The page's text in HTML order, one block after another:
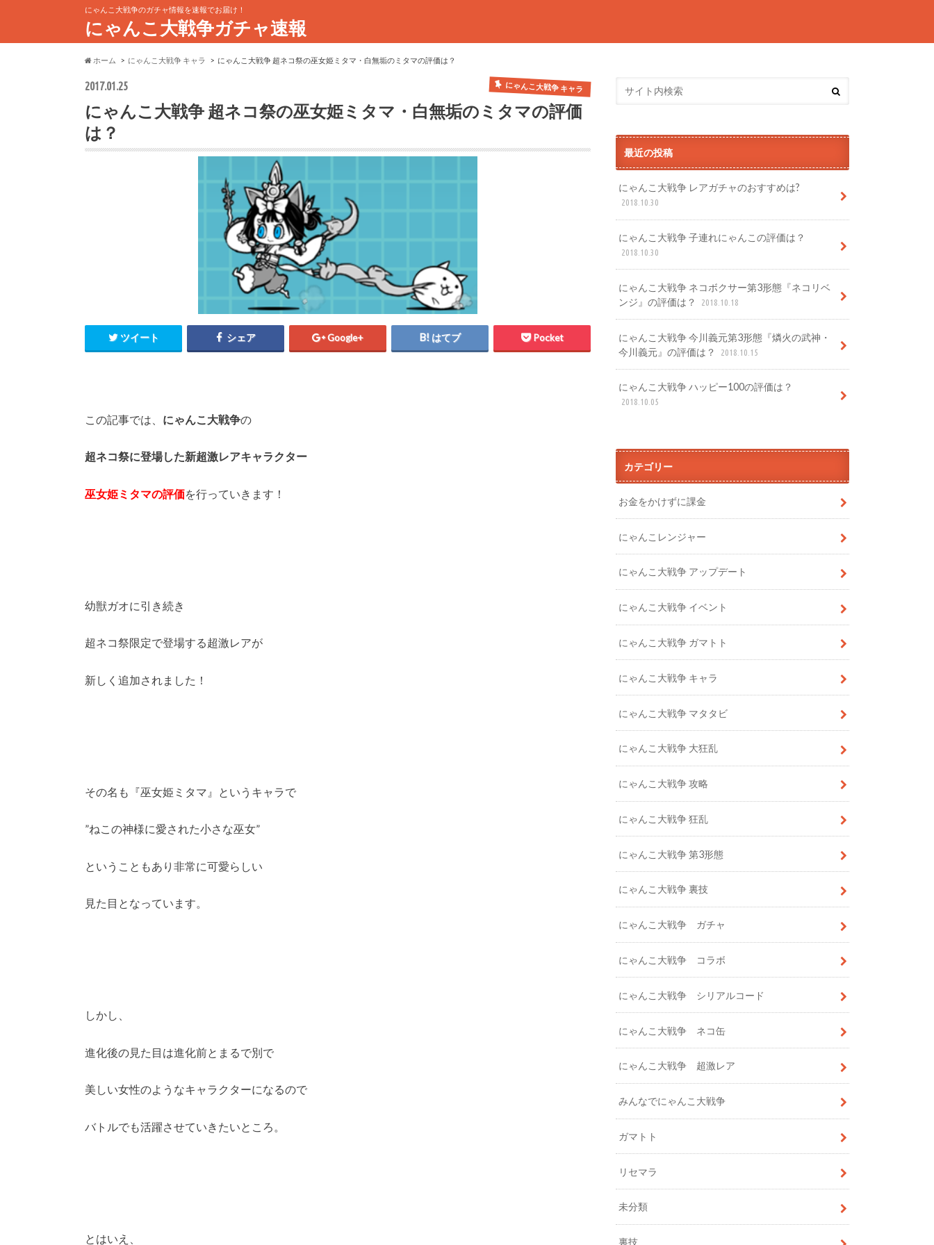
にゃんこ大戦争のガチャ情報を速報でお届け！
にゃんこ大戦争ガチャ速報
ホーム にゃんこ大戦争 キャラ にゃんこ大戦争 超ネコ祭の巫女姫ミタマ・白無垢のミタマの評価は？
2017.01.25 にゃんこ大戦争 キャラ
にゃんこ大戦争 超ネコ祭の巫女姫ミタマ・白無垢のミタマの評価
は？
ツイート シェア Google+ はてブ Pocket
この記事では、 にゃんこ大戦争の
超ネコ祭に登場した新超激レアキャラクター
巫女姫ミタマの評価を行っていきます！
幼獣ガオに引き続き
超ネコ祭限定で登場する超激レアが
新しく追加されました！
その名も『巫女姫ミタマ』というキャラで
”ねこの神様に愛された小さな巫女”
ということもあり非常に可愛らしい
見た目となっています。
しかし、
進化後の見た目は進化前とまるで別で
美しい女性のようなキャラクターになるので
バトルでも活躍させていきたいところ。
とはいえ、
最近の投稿
にゃんこ大戦争 レアガチャのおすすめは?
2018.10.30
にゃんこ大戦争 子連れにゃんこの評価は？
2018.10.30
にゃんこ大戦争 ネコボクサー第3形態『ネコリベ
ンジ』の評価は？
2018.10.18
にゃんこ大戦争 今川義元第3形態『燐火の武神・
今川義元』の評価は？
2018.10.15
にゃんこ大戦争 ハッピー100の評価は？
2018.10.05
カテゴリー
お金をかけずに課金
にゃんこレンジャー
にゃんこ大戦争 アップデート
にゃんこ大戦争 イベント
にゃんこ大戦争 ガマトト
にゃんこ大戦争 キャラ
にゃんこ大戦争 マタタビ
にゃんこ大戦争 大狂乱
にゃんこ大戦争 攻略
にゃんこ大戦争 狂乱
にゃんこ大戦争 第3形態
にゃんこ大戦争 裏技
にゃんこ大戦争 ガチャ
にゃんこ大戦争 コラボ
にゃんこ大戦争 シリアルコード
にゃんこ大戦争 ネコ缶
にゃんこ大戦争 超激レア
みんなでにゃんこ大戦争
ガマトト
リセマラ
未分類
裏技